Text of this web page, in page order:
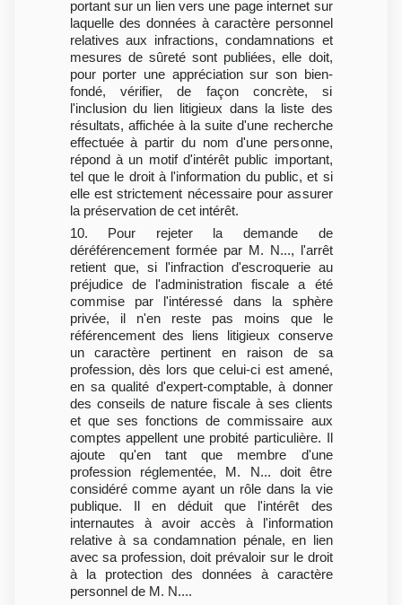
portant sur un lien vers une page internet sur
laquelle des données à caractère personnel
relatives aux infractions, condamnations et
mesures de sûreté sont publiées, elle doit,
pour porter une appréciation sur son bien-
fondé, vérifier, de façon concrète, si
l'inclusion du lien litigieux dans la liste des
résultats, affichée à la suite d'une recherche
effectuée à partir du nom d'une personne,
répond à un motif d'intérêt public important,
tel que le droit à l'information du public, et si
elle est strictement nécessaire pour assurer
la préservation de cet intérêt.
10. Pour rejeter la demande de
déréférencement formée par M. N..., l'arrêt
retient que, si l'infraction d'escroquerie au
préjudice de l'administration fiscale a été
commise par l'intéressé dans la sphère
privée, il n'en reste pas moins que le
référencement des liens litigieux conserve
un caractère pertinent en raison de sa
profession, dès lors que celui-ci est amené,
en sa qualité d'expert-comptable, à donner
des conseils de nature fiscale à ses clients
et que ses fonctions de commissaire aux
comptes appellent une probité particulière. Il
ajoute qu'en tant que membre d'une
profession réglementée, M. N... doit être
considéré comme ayant un rôle dans la vie
publique. Il en déduit que l'intérêt des
internautes à avoir accès à l'information
relative à sa condamnation pénale, en lien
avec sa profession, doit prévaloir sur le droit
à la protection des données à caractère
personnel de M. N....